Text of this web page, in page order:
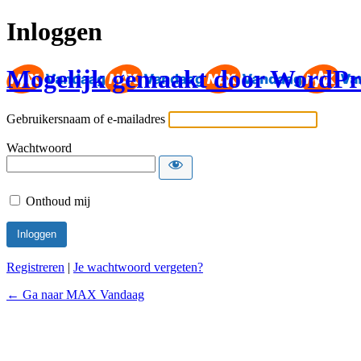
Inloggen
Mogelijk gemaakt door
Gebruikersnaam of e-mailadres
Wachtwoord
Onthoud mij
Registreren | Je wachtwoord vergeten?
← Ga naar MAX Vandaag